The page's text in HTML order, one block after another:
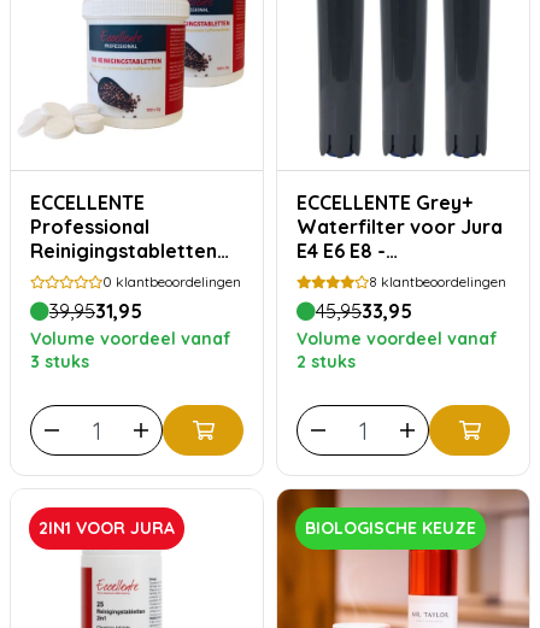
ECCELLENTE
Professional
Reinigingstabletten
voor Melitta Cafina
200x 2gram
0 klantbeoordelingen
39,9531,95
Volume voordeel vanaf
3 stuks
ECCELLENTE Grey+
Waterfilter voor Jura
E4 E6 E8 -
Voordeelverpakking
8 klantbeoordelingen
45,9533,95
Volume voordeel vanaf
2 stuks
2IN1 VOOR JURA BIOLOGISCHE KEUZE